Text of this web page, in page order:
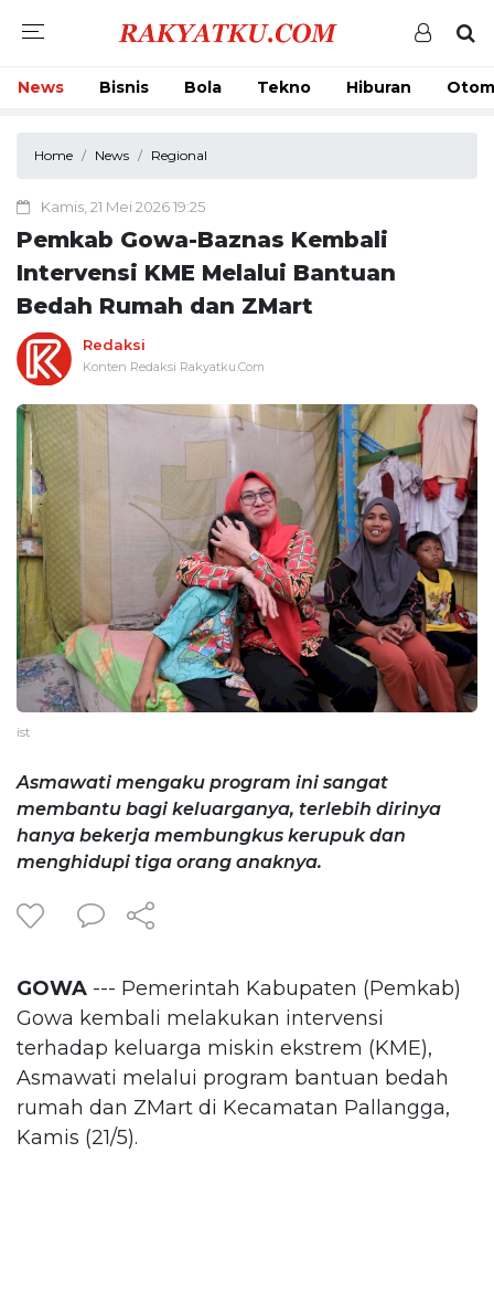
News Bisnis Bola Tekno Hiburan
Home News Regional
Kamis, 21 Mei 2026 19:25
Pemkab Gowa-Baznas Kembali
Intervensi KME Melalui Bantuan
Bedah Rumah dan ZMart
Redaksi
Konten Redaksi Rakyatku.Com
ist
Asmawati mengaku program ini sangat
membantu bagi keluarganya, terlebih dirinya
hanya bekerja membungkus kerupuk dan
menghidupi tiga orang anaknya.
GOWA --- Pemerintah Kabupaten (Pemkab)
Gowa kembali melakukan intervensi
terhadap keluarga miskin ekstrem (KME),
Asmawati melalui program bantuan bedah
rumah dan ZMart di Kecamatan Pallangga,
Kamis (21/5).